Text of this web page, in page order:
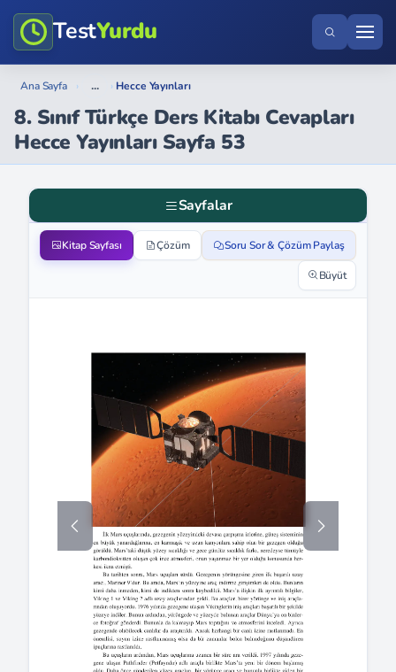
TestYurdu
Ana Sayfa › ... › Hecce Yayınları
8. Sınıf Türkçe Ders Kitabı Cevapları
Hecce Yayınları Sayfa 53
Sayfalar
Kitap Sayfası Çözüm Soru Sor & Çözüm Paylaş
Büyüt